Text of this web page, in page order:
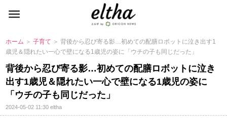
ホーム ＞子育て ＞ 背後から忍び寄る影…初めての配膳ロボットに泣き出す1
歳児＆隠れたい一心で壁になる1歳児の姿に「ウチの子も同じだった」
背後から忍び寄る影…初めての配膳ロボットに泣き
出す1歳児＆隠れたい一心で壁になる1歳児の姿に
「ウチの子も同じだった」
2024-05-02 11:30eltha